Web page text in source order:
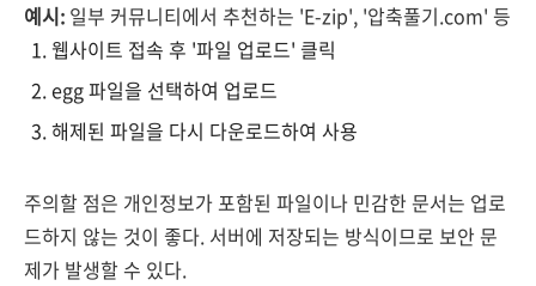
예시: 일부 커뮤니티에서 추천하는 'E-zip', '압축풀기.com' 등
웹사이트 접속 후 '파일 업로드' 클릭
egg 파일을 선택하여 업로드
해제된 파일을 다시 다운로드하여 사용
주의할 점은 개인정보가 포함된 파일이나 민감한 문서는 업로
드하지 않는 것이 좋다. 서버에 저장되는 방식이므로 보안 문
제가 발생할 수 있다.